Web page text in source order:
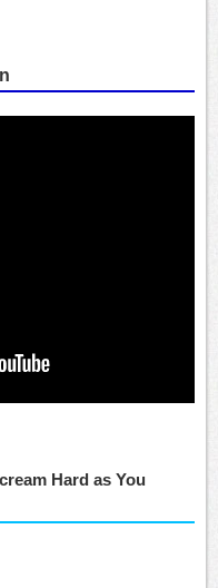
Hard as You